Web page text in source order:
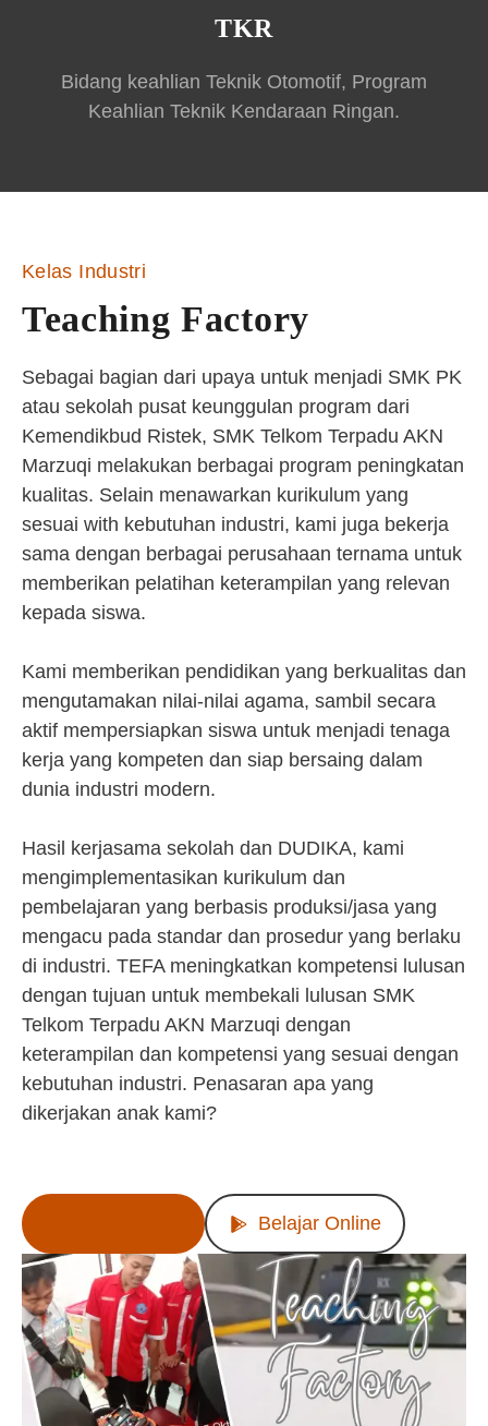
TKR
Bidang keahlian Teknik Otomotif, Program
Keahlian Teknik Kendaraan Ringan.
Kelas Industri
Teaching Factory
Sebagai bagian dari upaya untuk menjadi SMK PK
atau sekolah pusat keunggulan program dari
Kemendikbud Ristek, SMK Telkom Terpadu AKN
Marzuqi melakukan berbagai program peningkatan
kualitas. Selain menawarkan kurikulum yang
sesuai with kebutuhan industri, kami juga bekerja
sama dengan berbagai perusahaan ternama untuk
memberikan pelatihan keterampilan yang relevan
kepada siswa.
Kami memberikan pendidikan yang berkualitas dan
mengutamakan nilai-nilai agama, sambil secara
aktif mempersiapkan siswa untuk menjadi tenaga
kerja yang kompeten dan siap bersaing dalam
dunia industri modern.
Hasil kerjasama sekolah dan DUDIKA, kami
mengimplementasikan kurikulum dan
pembelajaran yang berbasis produksi/jasa yang
mengacu pada standar dan prosedur yang berlaku
di industri. TEFA meningkatkan kompetensi lulusan
dengan tujuan untuk membekali lulusan SMK
Telkom Terpadu AKN Marzuqi dengan
keterampilan dan kompetensi yang sesuai dengan
kebutuhan industri. Penasaran apa yang
dikerjakan anak kami?
Belajar Online